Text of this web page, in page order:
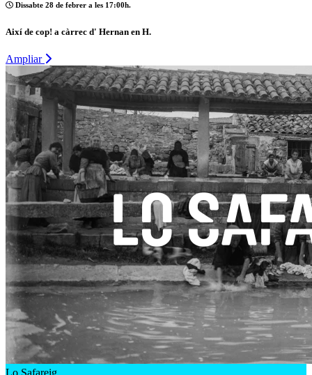
Dissabte 28 de febrer a les 17:00h.
Així de cop! a càrrec d' Hernan en H.
Ampliar